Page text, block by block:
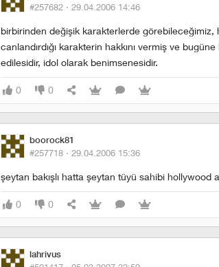
#257682 · 29.04.2006 14:46
birbirinden değişik karakterlerde görebileceğimiz,
canlandırdığı karakterin hakkını vermiş ve
edilesidir, idol olarak benimsenesidir.
0 0
boorock81
#257718 · 29.04.2006 15:36
şeytan bakışlı hatta şeytan tüyü sahibi hollywood
0 0
lahrivus